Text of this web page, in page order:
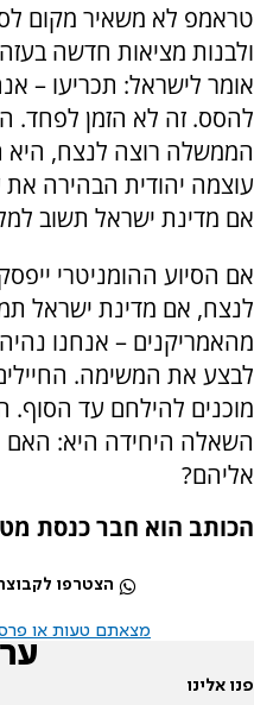
טראמפ לא משאיר מקום
ולבנות מציאות חדשה
אומר לישראל: תכריעו –
להסס. זה לא הזמן לפחד.
הממשלה רוצה לנצח, היא
עוצמה יהודית הבהירה
אם מדינת ישראל תשוב
אם הסיוע ההומניטרי
לנצח, אם מדינת ישראל
מהאמריקנים – אנחנו
לבצע את המשימה.
מוכנים להילחם עד הסוף.
השאלה היחידה היא:
אליהם?
הכותב הוא חבר כנסת
הצטרפו
מצאתם טעות או
פנו אלינו